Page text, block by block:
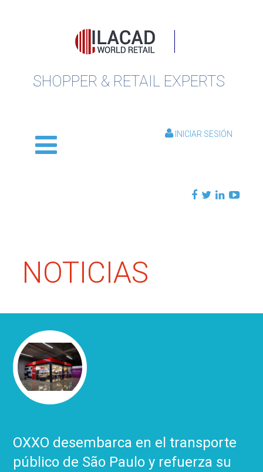
SHOPPER & RETAIL EXPERTS
INICIAR SESIÓN
NOTICIAS
OXXO desembarca en el transporte
público de São Paulo y refuerza su